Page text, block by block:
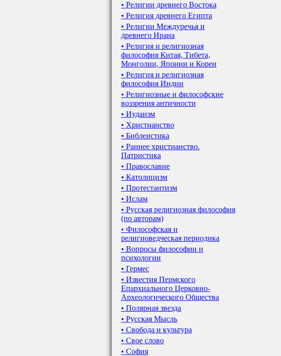
• Религии древнего Востока
• Религия древнего Египта
• Религии Междуречья и
древнего Ирана
• Религия и религиозная
философия Китая, Тибета,
Монголии, Японии и Кореи
• Религия и религиозная
философия Индии
• Религиозные и философские
воззрения античности
• Иудаизм
• Христианство
• Библеистика
• Раннее христианство.
Патристика
• Православие
• Католицизм
• Протестантизм
• Ислам
• Русская религиозная философия
(по авторам)
• Философская и
религиоведческая периодика
• Вопросы философии и
психологии
• Гермес
• Известия Пермского
Епархиального Церковно-
Археологического Общества
• Полярная звезда
• Русская Мысль
• Свобода и культура
• Свое слово
• София